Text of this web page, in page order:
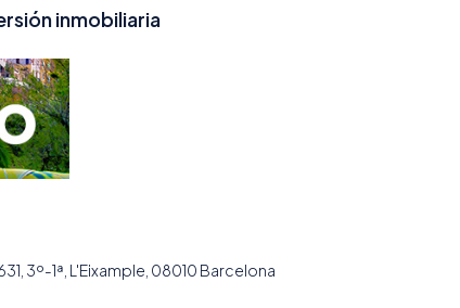
inmobiliaria
3º-1ª, L'Eixample, 08010 Barcelona